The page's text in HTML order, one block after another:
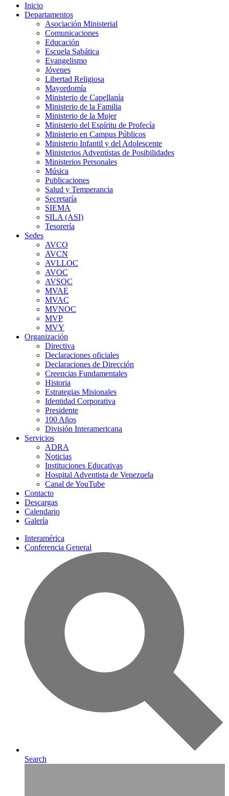
Inicio
Departamentos
Asociación Ministerial
Comunicaciones
Educación
Escuela Sabática
Evangelismo
Jóvenes
Libertad Religiosa
Mayordomía
Ministerio de Capellanía
Ministerio de la Familia
Ministerio de la Mujer
Ministerio del Espíritu de Profecía
Ministerio en Campus Públicos
Ministerio Infantil y del Adolescente
Ministerios Adventistas de Posibilidades
Ministerios Personales
Música
Publicaciones
Salud y Temperancia
Secretaría
SIEMA
SILA (ASI)
Tesorería
Sedes
AVCO
AVCN
AVLLOC
AVOC
AVSOC
MVAE
MVAC
MVNOC
MVP
MVY
Organización
Directiva
Declaraciones oficiales
Declaraciones de Dirección
Creencias Fundamentales
Historia
Estrategias Misionales
Identidad Corporativa
Presidente
100 Años
División Interamericana
Servicios
ADRA
Noticias
Instituciones Educativas
Hospital Adventista de Venezuela
Canal de YouTube
Contacto
Descargas
Calendario
Galería
Interamérica
Conferencia General
Search